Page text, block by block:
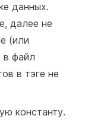
данных.
далее не
(или
в файл
в тэге не
константу.